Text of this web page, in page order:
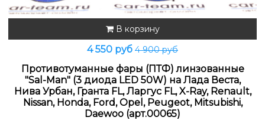
В корзину
4 550 руб 4 900 руб
Противотуманные фары (ПТФ) линзованные
"Sal-Man" (3 диода LED 50W) на Лада Веста,
Нива Урбан, Гранта FL, Ларгус FL, X-Ray, Renault,
Nissan, Honda, Ford, Opel, Peugeot, Mitsubishi,
Daewoo (арт.00065)